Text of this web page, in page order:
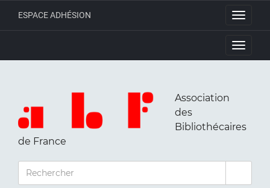
Toggle
ESPACE ADHÉSION
Toggle
Association
des
Bibliothécaires
de France
RECHERCHER